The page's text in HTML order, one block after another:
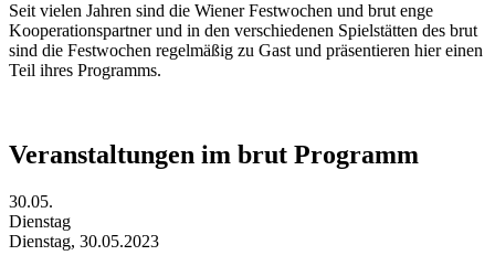
Seit vielen Jahren sind die Wiener Festwochen und brut enge
Kooperationspartner und in den verschiedenen Spielstätten des brut
sind die Festwochen regelmäßig zu Gast und präsentieren hier einen
Teil ihres Programms.
Veranstaltungen im brut Programm
30.05.
Dienstag
Dienstag, 30.05.2023